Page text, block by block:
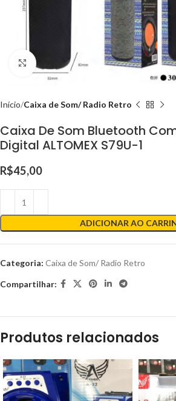
Clique para ampliar
Início Caixa de Som/ Radio Retro
Caixa De Som Bluetooth
Digital ALTOMEX S79U-1
R$45,00
ADICIONAR AO
Categoria: Caixa de Som/ Radio Retro
Compartilhar:
Produtos relacionados